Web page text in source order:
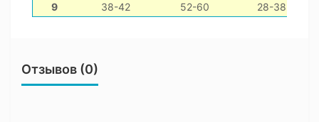
9
38-42 52-60 28-38
Отзывов (0)